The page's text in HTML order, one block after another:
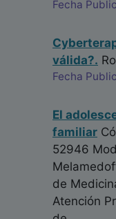
Fecha
válida?.
Fecha
El
familiar
52946
de
Atención